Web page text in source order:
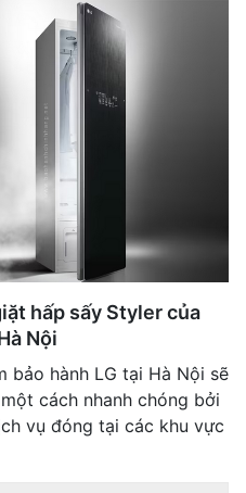
hấp sấy Styler của
Nội
bảo hành LG tại Hà Nội sẽ
cách nhanh chóng bởi
vụ đóng tại các khu vực